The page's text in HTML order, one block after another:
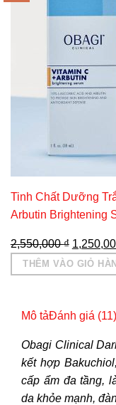
Tinh Chất Dưỡng
Arbutin Brightening
2,550,000₫ Giá
gốc
là:
THÊM VÀO GIỎ
Mô tảĐánh giá (11)
Obagi Clinical
kết hợp
cấp ẩm đa tầng,
da khỏe mạnh,